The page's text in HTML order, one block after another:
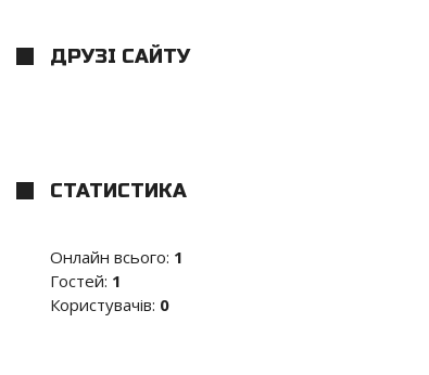
ДРУЗІ САЙТУ
СТАТИСТИКА
Онлайн всього: 1
Гостей: 1
Користувачів: 0